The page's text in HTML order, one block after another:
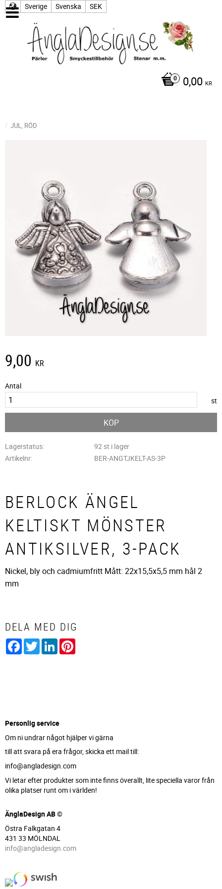
Sverige Svenska SEK
0,00 KR
JUL, RÖD
9,00 KR
Antal
st
KÖP
Lagerstatus
92 st i lager
Artikelnr
BER-ANGTJKELT-AS-3P
BERLOCK ÄNGEL
KELTISKT MÖNSTER
ANTIKSILVER, 3-PACK
Nickel, bly och cadmiumfritt Mått: 22x15,5x5,5 mm hål 2
mm
DELA MED DIG
Facebook
TwitterLinkedIn
Personlig service
Om ni undrar något hjälper vi gärna
till att svara på era frågor, skicka ett mail till:
info@angladesign.com
Vi letar efter produkter som inte finns överallt, lite speciella varor från
olika platser runt om i världen!
ÄnglaDesign AB ©
Östra Falkgatan 4
431 33 MÖLNDAL
info@angladesign.com